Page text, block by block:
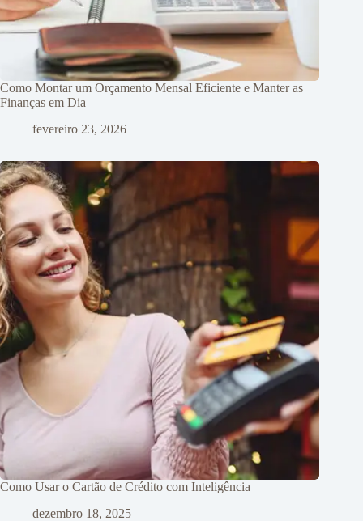
Como Montar um Orçamento Mensal Eficiente e Manter as
Finanças em Dia
fevereiro 23, 2026
Como Usar o Cartão de Crédito com Inteligência
dezembro 18, 2025